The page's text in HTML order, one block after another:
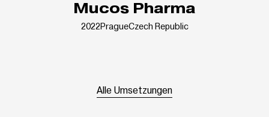
Mucos Pharma
2022PragueCzech Republic
Alle Umsetzungen